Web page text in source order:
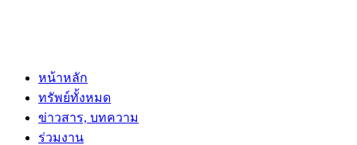
หน้าหลัก
ทรัพย์ทั้งหมด
ข่าวสาร, บทความ
ร่วมงาน